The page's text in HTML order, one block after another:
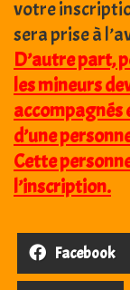
votre
sera prise à
D’autre part,
les mineurs
accompagnés
d’une
Cette
l’inscription.
Facebook